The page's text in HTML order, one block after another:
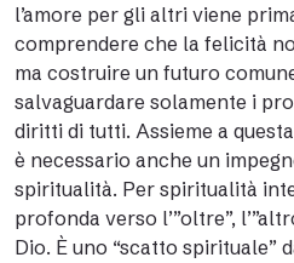
l’amore per gli altri viene
comprendere che la felicità
ma costruire un futuro
salvaguardare solamente i
diritti di tutti. Assieme a
è necessario anche un
spiritualità. Per spiritualità
profonda verso l’”oltre”,
Dio. È uno “scatto spirituale”